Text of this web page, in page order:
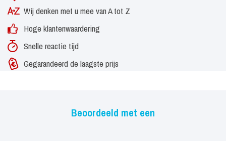
Wij denken met u mee van A tot Z
Hoge klantenwaardering
Snelle reactie tijd
Gegarandeerd de laagste prijs
Beoordeeld met een